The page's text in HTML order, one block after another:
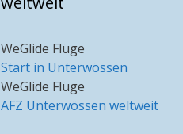
WeGlide Flüge
Start in Unterwössen
WeGlide Flüge
AFZ Unterwössen weltweit